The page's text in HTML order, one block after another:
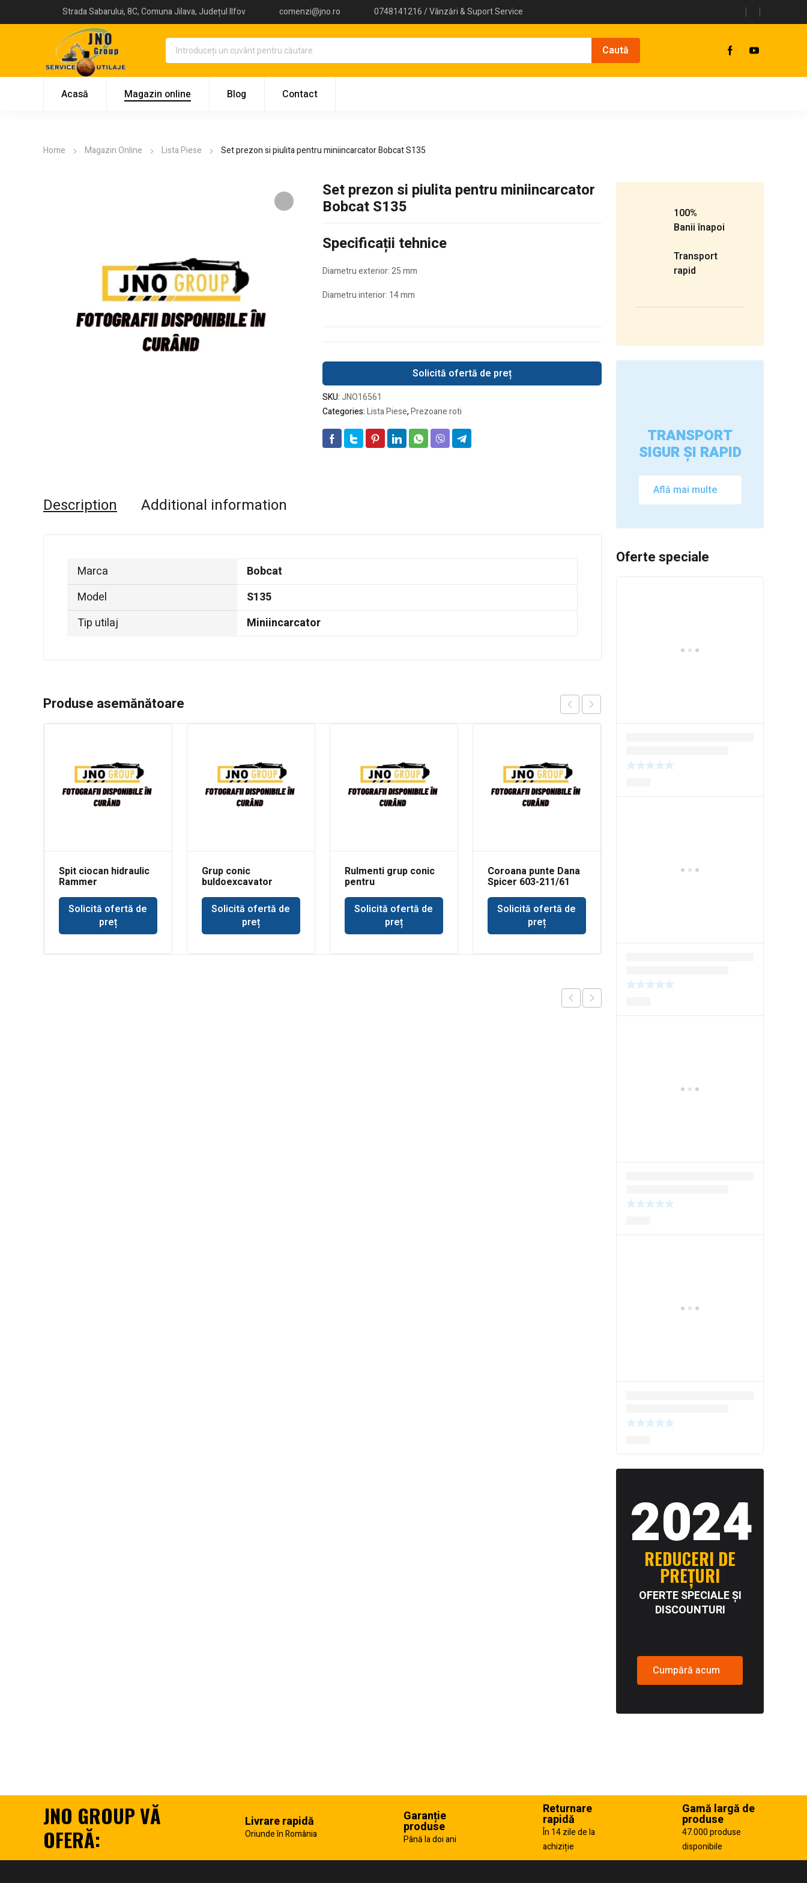
Strada Sabarului, 8C, Comuna Jilava, Județul Ilfov comenzi@jno.ro 0748141216 / Vânzări & Suport Service
Acasă Magazin online Blog Contact
Home Magazin Online Lista Piese Set prezon si piulita pentru miniincarcator Bobcat S135
Set prezon si piulita pentru miniincarcator
Bobcat S135
Specificații tehnice
Diametru exterior: 25 mm
Diametru interior: 14 mm
Solicită ofertă de preț
SKU:JNO16561
Categories:Lista Piese,Prezoane roti
Description Additional information
Marca
Bobcat
Model
S135
Tip utilaj
Miniincarcator
Produse asemănătoare
Spit ciocan hidraulic
Rammer
Solicită ofertă de
preț
Grup conic
buldoexcavator
Solicită ofertă de
preț
Rulmenti grup conic
pentru
Volvo BL71
Solicită ofertă de
preț
Coroana punte Dana
Spicer 603-211/61
Solicită ofertă de
preț
Senzor combina New
100%
Banii înapoi
Transport
rapid
TRANSPORT
SIGUR ȘI RAPID
Află mai multe
Oferte speciale
2024
REDUCERI DE
PREȚURI
OFERTE SPECIALE ȘI
DISCOUNTURI
Cumpără acum
JNO GROUP VĂ
OFERĂ:
Livrare rapidă
Oriunde în România
Garanție
produse
Până la doi ani
Returnare
rapidă
În 14 zile de la
achiziție
Gamă largă de
produse
47.000 produse
disponibile